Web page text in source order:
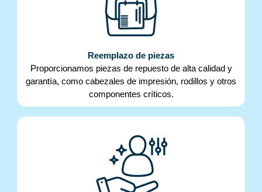
Reemplazo de piezas
Proporcionamos piezas de repuesto de alta calidad y
garantía, como cabezales de impresión, rodillos y otros
componentes críticos.